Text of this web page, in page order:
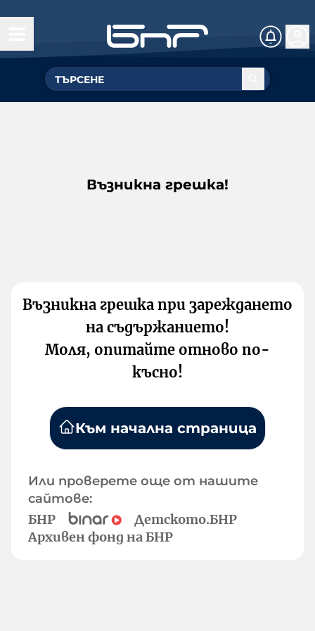
Възникна грешка!
Възникна грешка при зареждането
на съдържанието!
Моля, опитайте отново по-
късно!
Към начална страница
Или проверете още от нашите
сайтове:
БНР
Детското.БНР
Архивен фонд на БНР